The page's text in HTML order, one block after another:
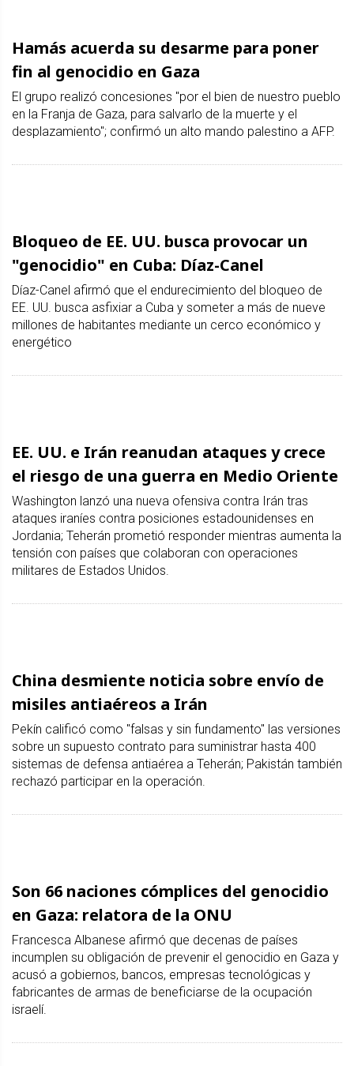
Hamás acuerda su desarme para poner
fin al genocidio en Gaza
El grupo realizó concesiones "por el bien de nuestro pueblo
en la Franja de Gaza, para salvarlo de la muerte y el
desplazamiento"; confirmó un alto mando palestino a AFP.
Bloqueo de EE. UU. busca provocar un
"genocidio" en Cuba: Díaz-Canel
Díaz-Canel afirmó que el endurecimiento del bloqueo de
EE. UU. busca asfixiar a Cuba y someter a más de nueve
millones de habitantes mediante un cerco económico y
energético
EE. UU. e Irán reanudan ataques y crece
el riesgo de una guerra en Medio Oriente
Washington lanzó una nueva ofensiva contra Irán tras
ataques iraníes contra posiciones estadounidenses en
Jordania; Teherán prometió responder mientras aumenta la
tensión con países que colaboran con operaciones
militares de Estados Unidos.
China desmiente noticia sobre envío de
misiles antiaéreos a Irán
Pekín calificó como "falsas y sin fundamento" las versiones
sobre un supuesto contrato para suministrar hasta 400
sistemas de defensa antiaérea a Teherán; Pakistán también
rechazó participar en la operación.
Son 66 naciones cómplices del genocidio
en Gaza: relatora de la ONU
Francesca Albanese afirmó que decenas de países
incumplen su obligación de prevenir el genocidio en Gaza y
acusó a gobiernos, bancos, empresas tecnológicas y
fabricantes de armas de beneficiarse de la ocupación
israelí.